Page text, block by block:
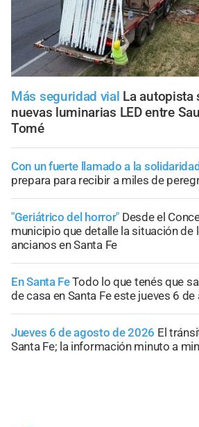
Más seguridad vial La autopista
nuevas luminarias LED entre
Tomé
Con un fuerte llamado a la
prepara para recibir a miles de
"Geriátrico del horror" Desde el
municipio que detalle la situación de
ancianos en Santa Fe
En Santa FeTodo lo que tenés que
de casa en Santa Fe este jueves 6
Jueves 6 de agosto de 2026 El
Santa Fe; la información minuto a